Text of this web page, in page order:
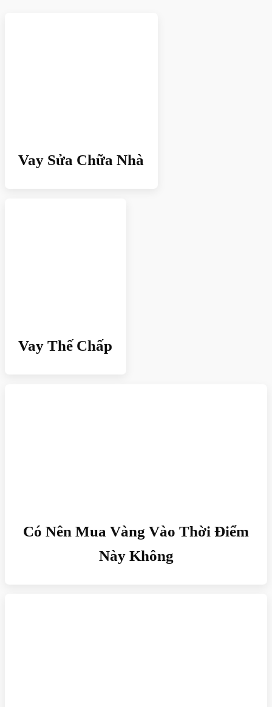
Vay Sửa Chữa Nhà
Vay Thế Chấp
Có Nên Mua Vàng Vào Thời Điểm
Này Không